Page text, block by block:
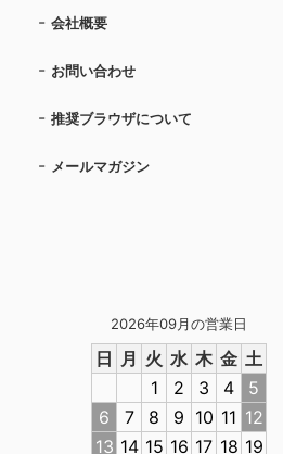
2026年09月の営業日
日 月 火 水 木 金 土
1
2 3 4
5
6
7 8 9 10 11 12
13 14 15 16 17 18 19
会社概要
お問い合わせ
推奨ブラウザについて
メールマガジン